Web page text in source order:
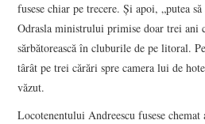
fusese chiar pe trecere. Și apoi, „putea
Odrasla ministrului primise doar trei ani
sărbătorească în cluburile de pe litoral.
târât pe trei cărări spre camera lui de
văzut.
Locotenentului Andreescu fusese